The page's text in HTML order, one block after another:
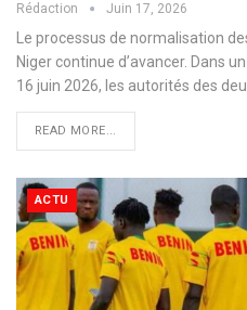
Rédaction Juin 17, 2026
Le processus de normalisation
Niger continue d’avancer. Dans
16 juin 2026, les autorités des
READ MORE...
ACTU